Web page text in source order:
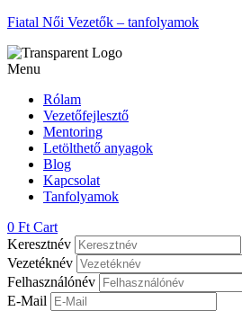
Fiatal Női Vezetők – tanfolyamok
Menu
Rólam
Vezetőfejlesztő
Mentoring
Letölthető anyagok
Blog
Kapcsolat
Tanfolyamok
0 Ft Cart
Keresztnév
Vezetéknév
Felhasználónév
E-Mail